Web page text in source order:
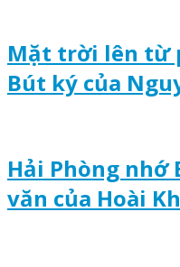
Mặt trời lên từ
Bút ký của
Hải Phòng nhớ
văn của Hoài